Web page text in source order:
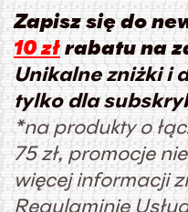
Zapisz się do
10 zł rabatu na
Unikalne zniżki i
tylko dla
*na produkty o
75 zł, promocje
więcej informacji
Regulaminie